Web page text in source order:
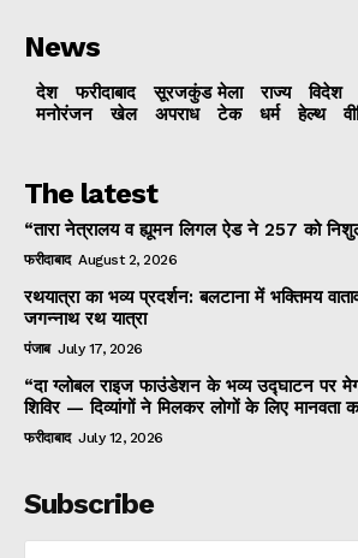
News
देश फरीदाबाद सूरजकुंड मेला राज्‍य विदेश
मनोरंजन
खेल अपराध टेक धर्म हेल्थ
The latest
“तारा नेत्रालय व ह्यूमन लिगल ऐड ने 257 को
फरीदाबाद August 2, 2026
रथयात्रा का भव्य प्रदर्शन: बलटाना में भक्तिमय
जगन्नाथ रथ यात्रा
पंजाब July 17, 2026
“दा ग्लोबल राइज फाउंडेशन के भव्य उद्घाटन पर
शिविर — दिव्यांगों ने मिलकर लोगों के लिए मानवता
फरीदाबाद July 12, 2026
Subscribe